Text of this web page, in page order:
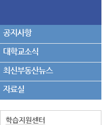
공지사항
대학교소식
최신부동산뉴스
자료실
학습지원센터